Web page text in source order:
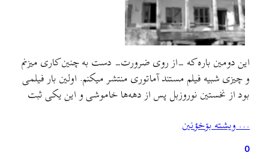
این دومین باره که -از روی ضرورت- دست به چنین کاری میزنم
و چیزی شبیه فیلم مستند آماتوری منتشر میکنم. اولین بار فیلمی
بود از نخستین نوروزبل پس از دهه‌ها خاموشی و این یکی ثبت
مهمی از کودکی‌م اونجا گذشته و پس از مهاجرت پدربزرگ و
مادربزرگ…
… ويشته بۊخؤنين
0